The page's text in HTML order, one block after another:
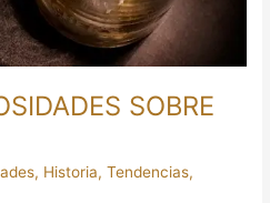
SOBRE
, Historia,Tendencias,